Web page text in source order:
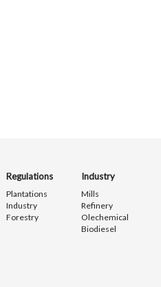
Regulations
Plantations
Industry
Forestry
Industry
Mills
Refinery
Olechemical
Biodiesel